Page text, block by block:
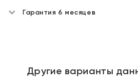
Гарантия 6 месяцев
Другие варианты